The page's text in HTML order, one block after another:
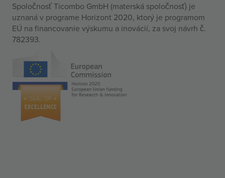
Spoločnosť Ticombo GmbH (materská spoločnosť) je
uznaná v programe Horizont 2020, ktorý je programom
EÚ na financovanie výskumu a inovácií, za svoj návrh č.
782393.